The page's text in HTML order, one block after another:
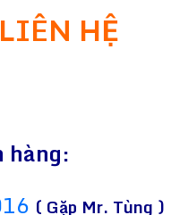
LIÊN HỆ
hàng:
( Gặp Mr. Tùng )